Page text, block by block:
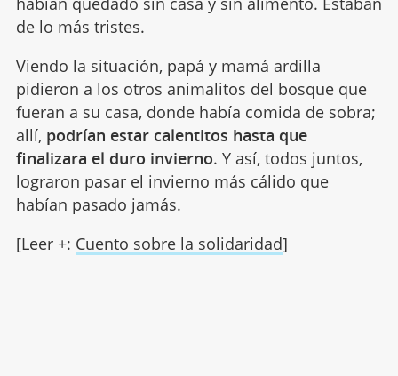
de lo más tristes.
Viendo la situación, papá y mamá ardilla
pidieron a los otros animalitos del bosque que
fueran a su casa, donde había comida de sobra;
allí, podrían estar calentitos hasta que
finalizara el duro invierno. Y así, todos juntos,
lograron pasar el invierno más cálido que
habían pasado jamás.
[Leer +: Cuento sobre la solidaridad]